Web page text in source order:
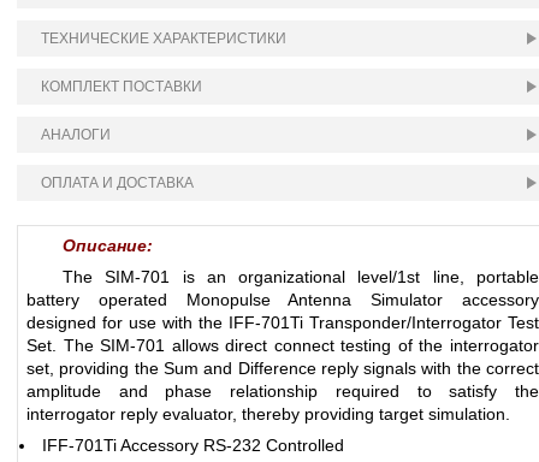
ТЕХНИЧЕСКИЕ ХАРАКТЕРИСТИКИ
КОМПЛЕКТ ПОСТАВКИ
АНАЛОГИ
ОПЛАТА И ДОСТАВКА
Описание:
The SIM-701 is an organizational level/1st line, portable
battery operated Monopulse Antenna Simulator accessory
designed for use with the IFF-701Ti Transponder/Interrogator Test
Set. The SIM-701 allows direct connect testing of the interrogator
set, providing the Sum and Difference reply signals with the correct
amplitude and phase relationship required to satisfy the
interrogator reply evaluator, thereby providing target simulation.
IFF-701Ti Accessory RS-232 Controlled